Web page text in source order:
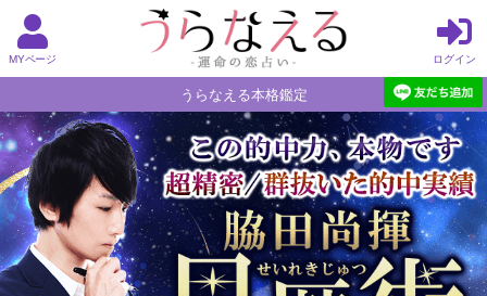
MYページ ログイン
うらなえる本格鑑定